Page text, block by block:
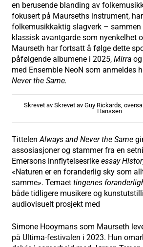
en berusende blanding av
fokusert på Maurseths instrument,
folkemusikkaktig slagverk – sammen
klassisk avantgarde som nyenkelhet
Maurseth har fortsatt å følge dette
påfølgende albumene i 2025, Mirra
med Ensemble NeoN som anmeldes
Never the Same.
Skrevet av Skrevet av Guy Rickards,
Hanssen
TittelenAlways and Never the Same
assosiasjoner og stammer fra en
Emersons innflytelsesrike essay
«Naturen er en foranderlig sky som
samme». Temaet tingenes
både tidligere musikere og
audiovisuelt prosjekt med
Simone Hooymans som Maurseth
på Ultima-festivalen i 2023. Hun